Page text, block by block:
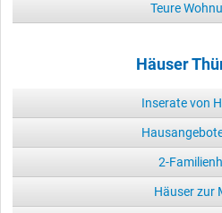
Teure
Häuser
Inserate von
2-
Häuser zur